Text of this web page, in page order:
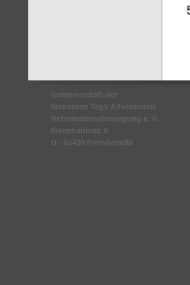
Gemeinschaft der
Siebenten Tags Adventisten
Reformationsbewegung e. V.
Eisenbahnstr. 6
D - 65439 Flörsheim/M